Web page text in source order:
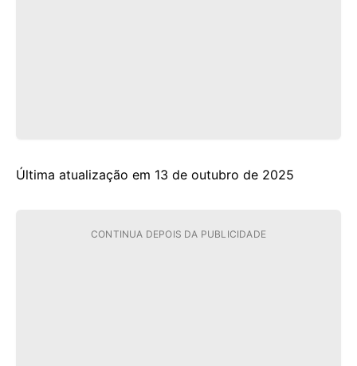
Última atualização em 13 de outubro de 2025
CONTINUA DEPOIS DA PUBLICIDADE